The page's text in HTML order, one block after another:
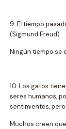
9. El tiempo
(Sigmund Freud)
Ningún tiempo se
10. Los gatos
seres humanos,
sentimientos,
Muchos creen